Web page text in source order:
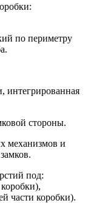
по периметру
интегрированная
стороны.
механизмов и
под:
части коробки).